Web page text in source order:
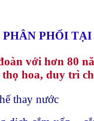
PHÂN PHỐI
với hơn 80
hoa, duy trì
thay nước